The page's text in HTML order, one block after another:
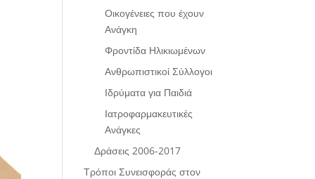
Οικογένειες που έχουν
Ανάγκη
Φροντίδα Ηλικιωμένων
Ανθρωπιστικοί Σύλλογοι
Ιδρύματα για Παιδιά
Ιατροφαρμακευτικές
Ανάγκες
Δράσεις 2006-2017
Τρόποι Συνεισφοράς στον